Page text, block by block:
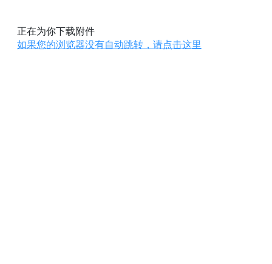
正在为你下载附件
如果您的浏览器没有自动跳转，请点击这里